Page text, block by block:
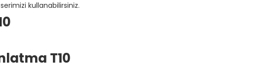
kullanabilirsiniz.
T10